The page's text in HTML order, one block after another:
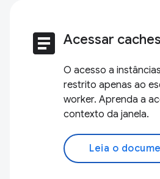
article Acessar
O acesso a
restrito apenas ao
worker. Aprenda a
contexto da janela.
Leia o